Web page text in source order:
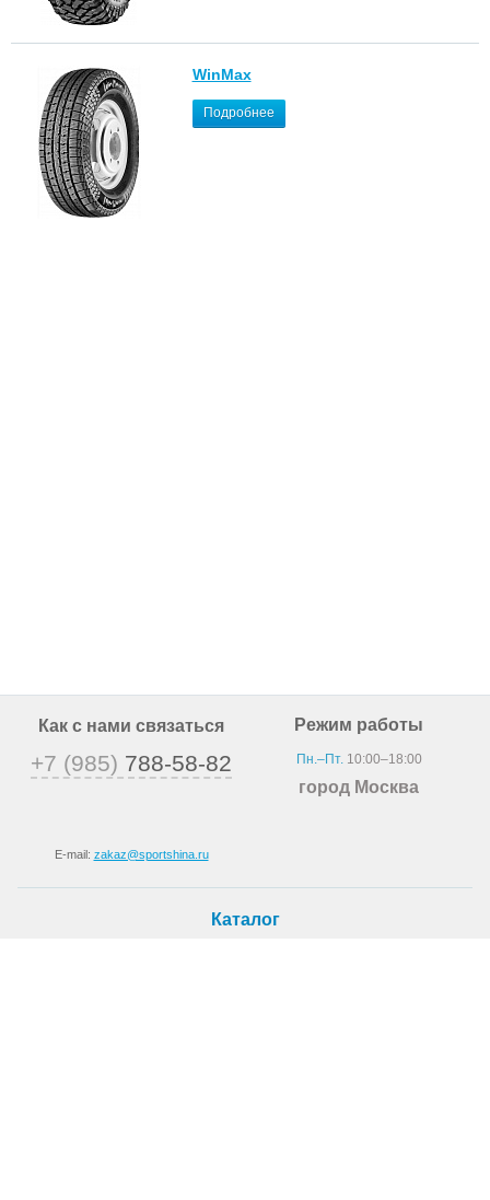
WinMax
Подробнее
Как с нами связаться
+7 (985) 788-58-82
E-mail: zakaz@sportshina.ru
Режим работы
Пн.–Пт.10:00–18:00
город Москва
Каталог